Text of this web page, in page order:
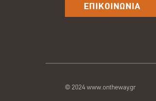
ΕΠΙΚΟΙΝΩΝΙΑ
© 2024 www.ontheway.gr